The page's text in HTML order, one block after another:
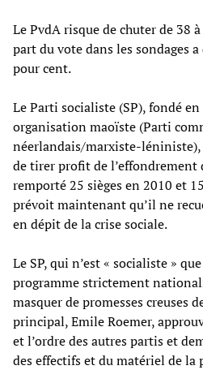
Le PvdA risque de chuter de 38
part du vote dans les sondages
pour cent.
Le Parti socialiste (SP), fondé
organisation maoïste (Parti
néerlandais/marxiste-léniniste),
de tirer profit de l’effondrement
remporté 25 sièges en 2010 et
prévoit maintenant qu’il ne
en dépit de la crise sociale.
Le SP, qui n’est « socialiste »
programme strictement
masquer de promesses creuses
principal, Emile Roemer,
et l’ordre des autres partis et
des effectifs et du matériel de la